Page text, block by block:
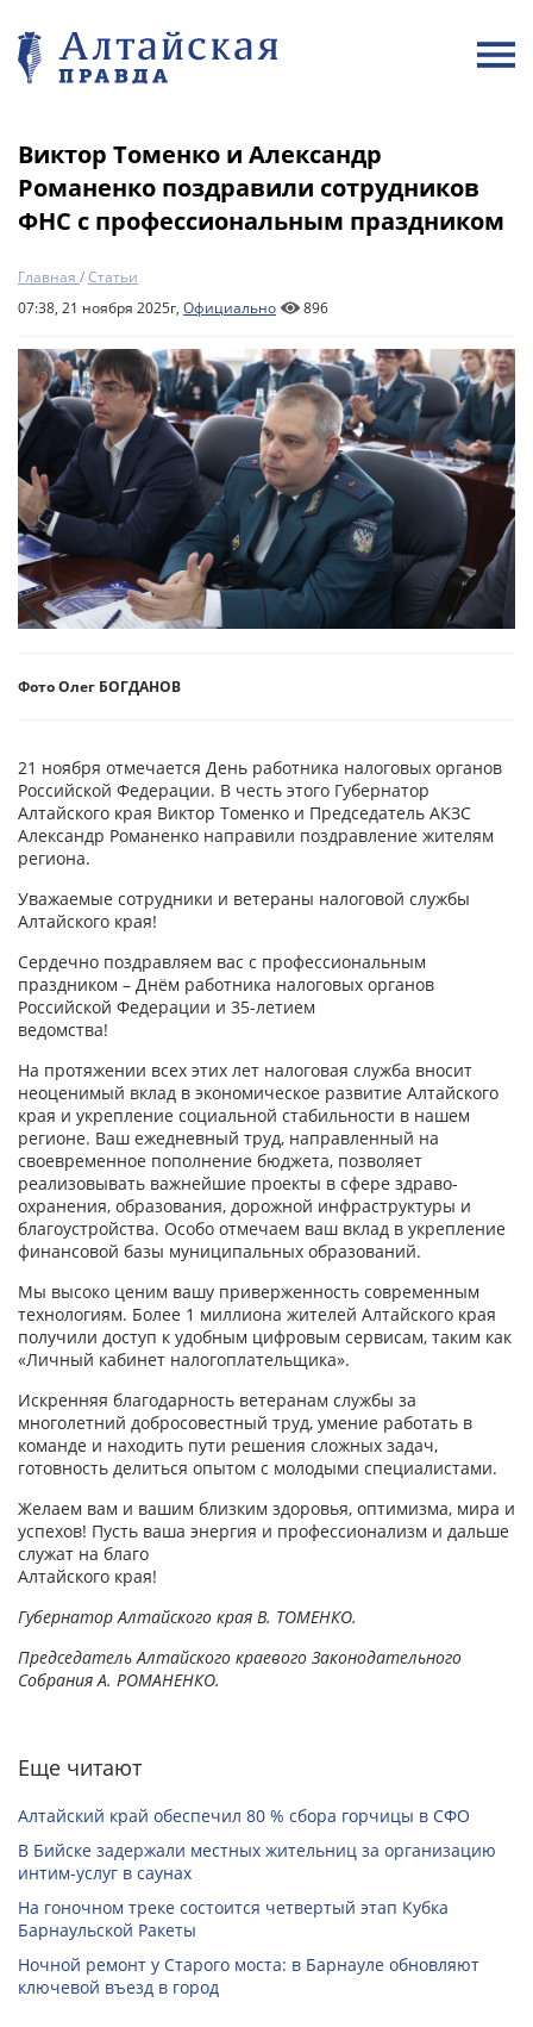
Виктор Томенко и Александр
Романенко поздравили сотрудников
ФНС с профессиональным праздником
Главная /Статьи
07:38, 21 ноября 2025г, Официально 896
Фото Олег БОГДАНОВ
21 ноября отмечается День работника налоговых органов
Российской Федерации. В честь этого Губернатор
Алтайского края Виктор Томенко и Председатель АКЗС
Александр Романенко направили поздравление жителям
региона.
Уважаемые сотрудники и ветераны налоговой службы
Алтайского края!
Сердечно поздравляем вас с профессиональным
праздником – Днём работника налоговых органов
Российской Федерации и 35-летием
ведомства!
На протяжении всех этих лет налоговая служба вносит
неоценимый вклад в экономическое развитие Алтайского
края и укрепление социальной стабильности в нашем
регионе. Ваш ежедневный труд, направленный на
своевременное пополнение бюджета, позволяет
реализовывать важнейшие проекты в сфере здраво­
охранения, образования, дорожной инфраструктуры и
благоустройства. Особо отмечаем ваш вклад в укреп­ление
финансовой базы муниципальных образований.
Мы высоко ценим вашу приверженность современным
технологиям. Более 1 миллиона жителей Алтайского края
получили доступ к удобным цифровым сервисам, таким как
«Личный кабинет налогоплательщика».
Искренняя благодарность ветеранам службы за
многолетний добросовестный труд, умение работать в
команде и находить пути решения сложных задач,
готовность делиться опытом с молодыми специалистами.
Желаем вам и вашим близким здоровья, оптимизма, мира и
успехов! Пусть ваша энергия и профессио­нализм и дальше
служат на благо
Алтайского края!
Губернатор Алтайского края В. ТОМЕНКО.
Председатель Алтайского краевого Законодательного
Собрания А. РОМАНЕНКО.
Еще читают
Алтайский край обеспечил 80 % сбора горчицы в СФО
В Бийске задержали местных жительниц за организацию
интим-услуг в саунах
На гоночном треке состоится четвертый этап Кубка
Барнаульской Ракеты
Ночной ремонт у Старого моста: в Барнауле обновляют
ключевой въезд в город